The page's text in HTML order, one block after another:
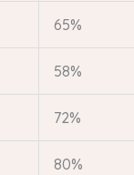
65%
58%
72%
80%